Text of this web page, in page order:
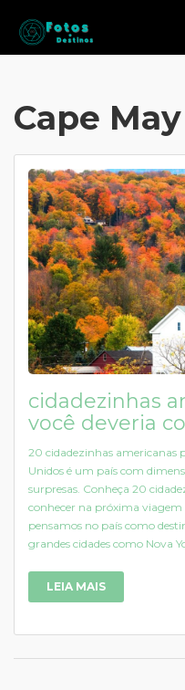
Cape May
cidadezinhas
você deveria
20 cidadezinhas americanas
Unidos é um país com
surpresas. Conheça 20
conhecer na próxima viagem
pensamos no país como
grandes cidades como Nova
LEIA MAIS